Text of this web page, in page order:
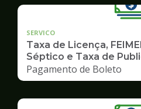
SERVICO
Taxa de Licença,
Séptico e Taxa de
Pagamento de Boleto